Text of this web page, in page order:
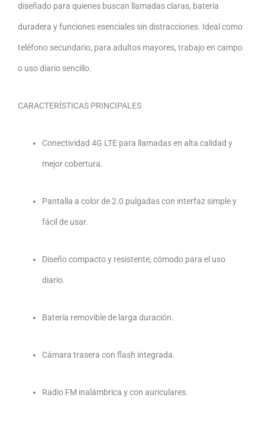
Conectividad
4G
cantidad
diseñado para quienes buscan llamadas claras, batería
duradera y funciones esenciales sin distracciones. Ideal como
teléfono secundario, para adultos mayores, trabajo en campo
o uso diario sencillo.
CARACTERÍSTICAS PRINCIPALES
Conectividad 4G LTE para llamadas en alta calidad y
mejor cobertura.
Pantalla a color de 2.0 pulgadas con interfaz simple y
fácil de usar.
Diseño compacto y resistente, cómodo para el uso
diario.
Batería removible de larga duración.
Cámara trasera con flash integrada.
Radio FM inalámbrica y con auriculares.